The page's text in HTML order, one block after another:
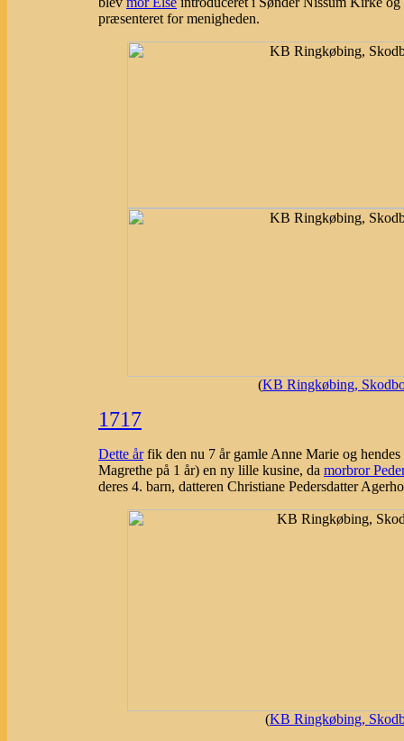
præsenteret for menigheden.
(KB Ringkøbing,
1717
Dette årfik den nu 7 år gamle Anne Marie og
Magrethe på 1 år) en ny lille kusine, da morbror
deres 4. barn, datteren Christiane Pedersdatter
(KB Ringkøbing,